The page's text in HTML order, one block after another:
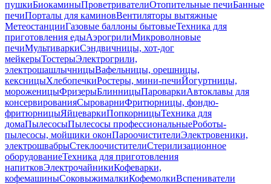
пушкиБиокаминыПроветривателиОтопительные печиБанные
печиПорталы для каминовВентиляторы вытяжные
МетеостанцииГазовые баллоны бытовыеТехника для
приготовления едыАэрогрилиМикроволновые
печиМультиваркиСэндвичницы, хот-дог
мейкерыТостерыЭлектрогрили,
электрошашлычницыВафельницы, орешницы,
кексницыХлебопечкиРостеры, мини-печиЙогуртницы,
мороженицыФризерыБлинницыПароваркиАвтоклавы для
консервированияСыроварниФритюрницы, фондю-
фритюрницыЯйцеваркиПопкорницыТехника для
домаПылесосыПылесосы профессиональныеРоботы-
пылесосы, мойщики оконПароочистителиЭлектровеники,
электрошвабрыСтеклоочистителиСтерилизационное
оборудованиеТехника для приготовления
напитковЭлектрочайникиКофеварки,
кофемашиныСоковыжималкиКофемолкиВспениватели